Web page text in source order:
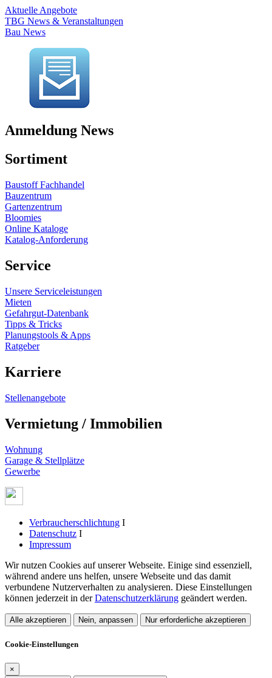
Aktuelle Angebote
TBG News & Veranstaltungen
Bau News
Anmeldung News
Sortiment
Baustoff Fachhandel
Bauzentrum
Gartenzentrum
Bloomies
Online Kataloge
Katalog-Anforderung
Service
Unsere Serviceleistungen
Mieten
Gefahrgut-Datenbank
Tipps & Tricks
Planungstools & Apps
Ratgeber
Karriere
Stellenangebote
Vermietung / Immobilien
Wohnung
Garage & Stellplätze
Gewerbe
Verbraucherschlichtung I
Datenschutz I
Impressum
Wir nutzen Cookies auf unserer Webseite. Einige sind essenziell,
während andere uns helfen, unsere Webseite und das damit
verbundene Nutzerverhalten zu analysieren. Diese Einstellungen
können jederzeit in derDatenschutzerklärung geändert werden.
Alle akzeptieren Nein, anpassen Nur erforderliche akzeptieren
Cookie-Einstellungen
×